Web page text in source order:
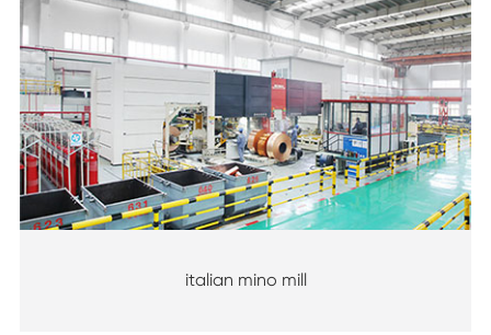
italian mino mill